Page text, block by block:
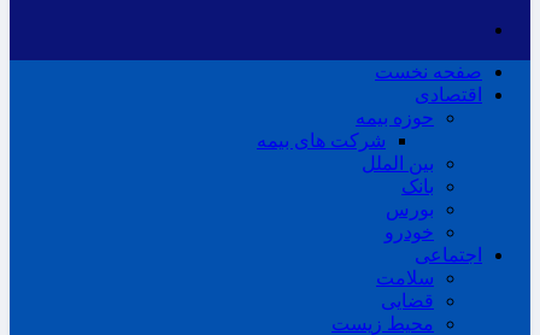
صفحه نخست
اقتصادی
حوزه بیمه
شرکت های بیمه
بین الملل
بانک
بورس
خودرو
اجتماعی
سلامت
قضایی
محیط زیست